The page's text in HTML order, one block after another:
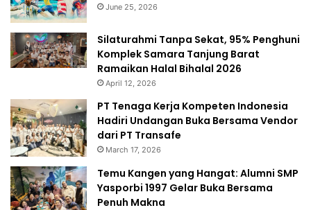
June 25, 2026
Silaturahmi Tanpa Sekat, 95% Penghuni
Komplek Samara Tanjung Barat
Ramaikan Halal Bihalal 2026
April 12, 2026
PT Tenaga Kerja Kompeten Indonesia
Hadiri Undangan Buka Bersama Vendor
dari PT Transafe
March 17, 2026
Temu Kangen yang Hangat: Alumni SMP
Yasporbi 1997 Gelar Buka Bersama
Penuh Makna